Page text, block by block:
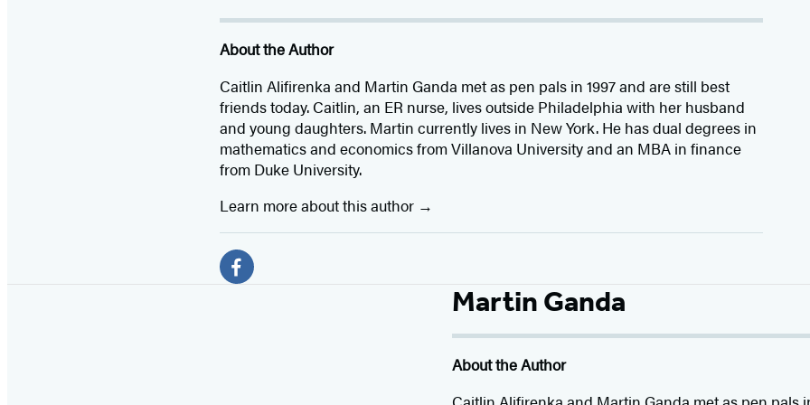
About the Author
Caitlin Alifirenka and Martin Ganda met as pen pals in 1997 and are still best
friends today. Caitlin, an ER nurse, lives outside Philadelphia with her husband
and young daughters. Martin currently lives in New York. He has dual degrees in
mathematics and economics from Villanova University and an MBA in finance
from Duke University.
Learn more about this author
Social
Media
Martin Ganda
About the Author